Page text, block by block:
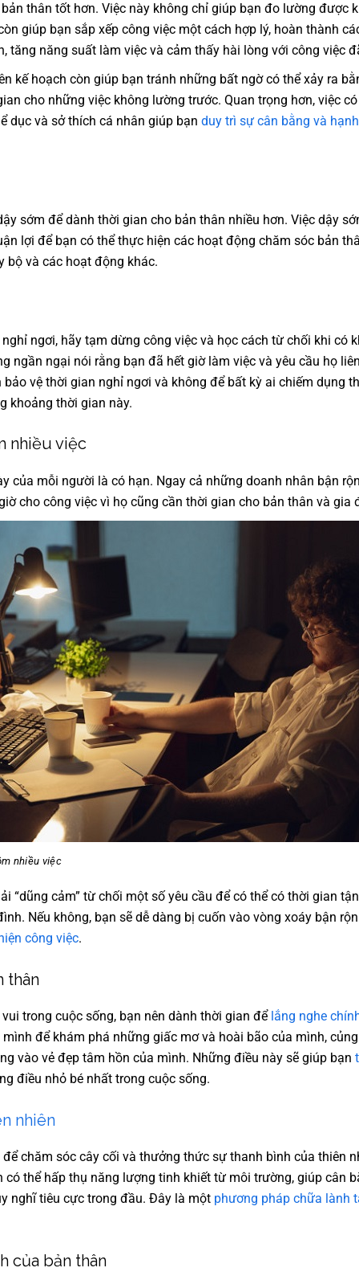
thân tốt hơn. Việc này không chỉ giúp bạn đo lường được
giúp bạn sắp xếp công việc một cách hợp lý, hoàn thành
tăng năng suất làm việc và cảm thấy hài lòng với công việc
kế hoạch còn giúp bạn tránh những bất ngờ có thể xảy ra
cho những việc không lường trước. Quan trọng hơn, việc
dục và sở thích cá nhân giúp bạn duy trì sự cân bằng và
sớm để dành thời gian cho bản thân nhiều hơn. Việc dậy
lợi để bạn có thể thực hiện các hoạt động chăm sóc bản
bộ và các hoạt động khác.
ngơi, hãy tạm dừng công việc và học cách từ chối khi có
ngần ngại nói rằng bạn đã hết giờ làm việc và yêu cầu họ
vệ thời gian nghỉ ngơi và không để bất kỳ ai chiếm dụng
khoảng thời gian này.
nhiều việc
của mỗi người là có hạn. Ngay cả những doanh nhân bận
cho công việc vì họ cũng cần thời gian cho bản thân và gia
nhiều việc
“dũng cảm” từ chối một số yêu cầu để có thể có thời gian
Nếu không, bạn sẽ dễ dàng bị cuốn vào vòng xoáy bận
công việc.
thân
trong cuộc sống, bạn nên dành thời gian để lắng nghe
để khám phá những giấc mơ và hoài bão của mình,
vào vẻ đẹp tâm hồn của mình. Những điều này sẽ giúp bạn
điều nhỏ bé nhất trong cuộc sống.
nhiên
chăm sóc cây cối và thưởng thức sự thanh bình của thiên
có thể hấp thụ năng lượng tinh khiết từ môi trường, giúp cân
nghĩ tiêu cực trong đầu. Đây là một phương pháp chữa lành
của bản thân